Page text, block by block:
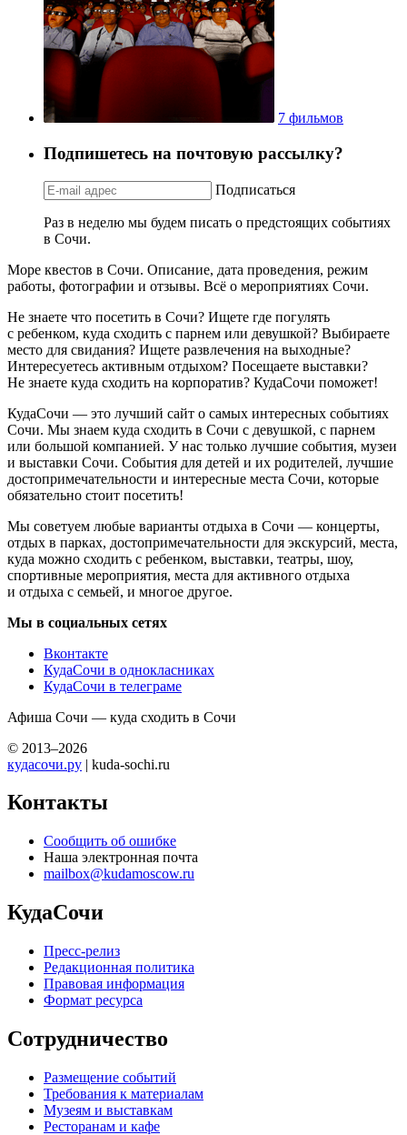
7 фильмов
Подпишетесь на почтовую рассылку?
Подписаться
Раз в неделю мы будем писать о предстоящих событиях
в Сочи.
Море квестов в Сочи. Описание, дата проведения, режим
работы, фотографии и отзывы. Всё о мероприятиях Сочи.
Не знаете что посетить в Сочи? Ищете где погулять
с ребенком, куда сходить с парнем или девушкой? Выбираете
место для свидания? Ищете развлечения на выходные?
Интересуетесь активным отдыхом? Посещаете выставки?
Не знаете куда сходить на корпоратив? КудаСочи поможет!
КудаСочи — это лучший сайт о самых интересных событиях
Сочи. Мы знаем куда сходить в Сочи с девушкой, с парнем
или большой компанией. У нас только лучшие события, музеи
и выставки Сочи. События для детей и их родителей, лучшие
достопримечательности и интересные места Сочи, которые
обязательно стоит посетить!
Мы советуем любые варианты отдыха в Сочи — концерты,
отдых в парках, достопримечательности для экскурсий, места,
куда можно сходить с ребенком, выставки, театры, шоу,
спортивные мероприятия, места для активного отдыха
и отдыха с семьей, и многое другое.
Мы в социальных сетях
Вконтакте
КудаСочи в однокласниках
КудаСочи в телеграме
Афиша Сочи — куда сходить в Сочи
© 2013–2026
кудасочи.ру | kuda-sochi.ru
Контакты
Сообщить об ошибке
Наша электронная почта
mailbox@kudamoscow.ru
КудаСочи
Пресс-релиз
Редакционная политика
Правовая информация
Формат ресурса
Сотрудничество
Размещение событий
Требования к материалам
Музеям и выставкам
Ресторанам и кафе